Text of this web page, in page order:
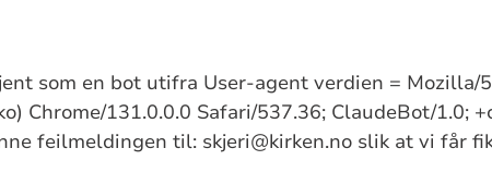
som en bot utifra User-agent verdien = Mozilla/
Chrome/131.0.0.0 Safari/537.36; ClaudeBot/1.0;
feilmeldingen til: skjeri@kirken.no slik at vi får